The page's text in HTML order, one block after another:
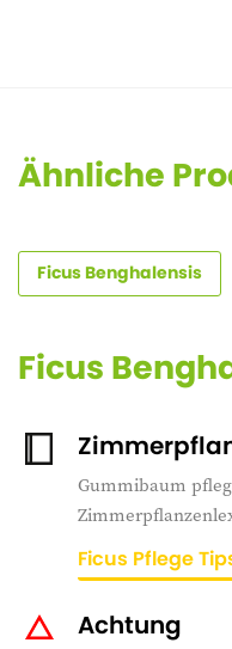
Ähnliche
Ficus Benghalensis
Ficus
Gummibaum
Ficus Pflege
Achtung